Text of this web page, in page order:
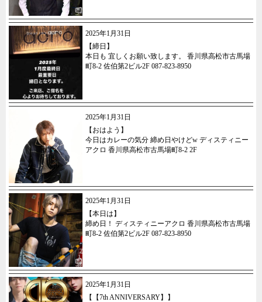
2025年1月31日
【締日】
本日も 宜しくお願い致します。 香川県高松市古馬場
町8-2 佐伯第2ビル2F 087-823-8950
2025年1月31日
【おはよう】
今日はカレーの気分 締め日やけどw ディスティニー
アクロ 香川県高松市古馬場町8-2 2F
2025年1月31日
【本日は】
締め日！ ディスティニーアクロ 香川県高松市古馬場
町8-2 佐伯第2ビル2F 087-823-8950
2025年1月31日
【【7th ANNIVERSARY】】